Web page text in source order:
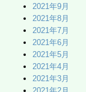
2021年9月
2021年8月
2021年7月
2021年6月
2021年5月
2021年4月
2021年3月